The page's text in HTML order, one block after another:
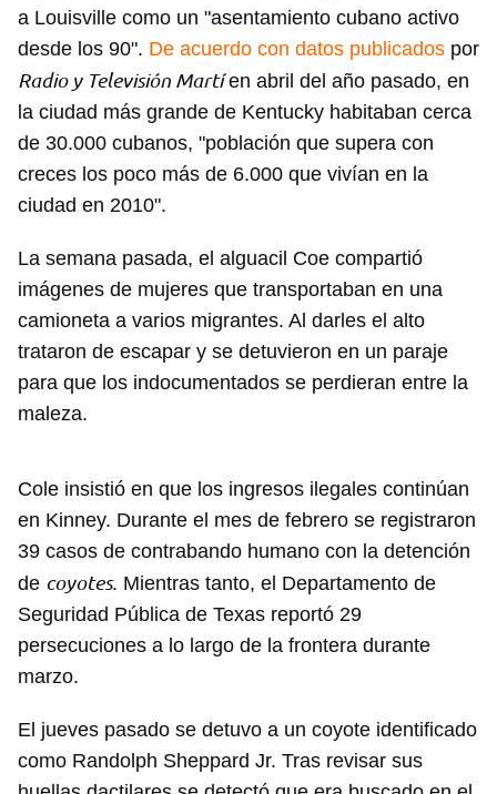
a Louisville como un "asentamiento cubano activo
desde los 90". De acuerdo con datos publicados por
Radio y Televisión Martíen abril del año pasado, en
la ciudad más grande de Kentucky habitaban cerca
de 30.000 cubanos, "población que supera con
creces los poco más de 6.000 que vivían en la
ciudad en 2010".
La semana pasada, el alguacil Coe compartió
imágenes de mujeres que transportaban en una
camioneta a varios migrantes. Al darles el alto
trataron de escapar y se detuvieron en un paraje
para que los indocumentados se perdieran entre la
maleza.
Cole insistió en que los ingresos ilegales continúan
en Kinney. Durante el mes de febrero se registraron
39 casos de contrabando humano con la detención
de coyotes. Mientras tanto, el Departamento de
Seguridad Pública de Texas reportó 29
persecuciones a lo largo de la frontera durante
marzo.
El jueves pasado se detuvo a un coyote identificado
como Randolph Sheppard Jr. Tras revisar sus